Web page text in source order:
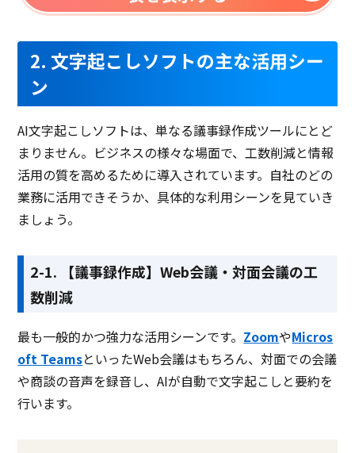
2. 文字起こしソフトの主な活用シー
ン
AI文字起こしソフトは、単なる議事録作成ツールにとど
まりません。ビジネスの様々な場面で、工数削減と情報
活用の質を高めるために導入されています。自社のどの
業務に活用できそうか、具体的な利用シーンを見ていき
ましょう。
2-1. 【議事録作成】Web会議・対面会議の工
数削減
最も一般的かつ強力な活用シーンです。 ZoomやMicros
oft TeamsといったWeb会議はもちろん、対面での会議
や商談の音声を録音し、AIが自動で文字起こしと要約を
行います。